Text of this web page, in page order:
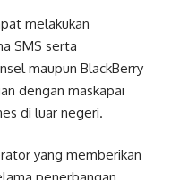
melakukan
SMS serta
maupun BlackBerry
dengan maskapai
di luar negeri.
yang memberikan